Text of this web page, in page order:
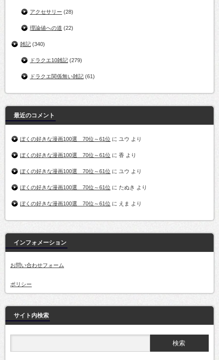
アクセサリー (28)
理論値への道 (22)
雑記 (340)
ドラクエ10雑記 (279)
ドラクエ関係無い雑記 (61)
最近のコメント
ぼくの好きな漫画100選 70位～61位 に ユウ より
ぼくの好きな漫画100選 70位～61位 に 香 より
ぼくの好きな漫画100選 70位～61位 に ユウ より
ぼくの好きな漫画100選 70位～61位 に たぬき より
ぼくの好きな漫画100選 70位～61位 に えま より
インフォメーション
お問い合わせフォーム
ポリシー
サイト内検索